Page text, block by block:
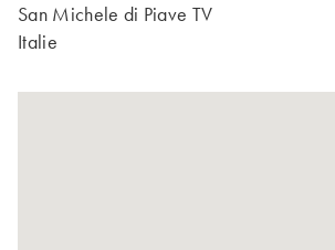
San Michele di Piave TV
Italie